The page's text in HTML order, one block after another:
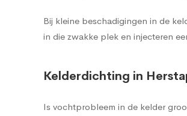
Bij kleine beschadigingen in de
in die zwakke plek en injecteren
Kelderdichting in
Is vochtprobleem in de kelder